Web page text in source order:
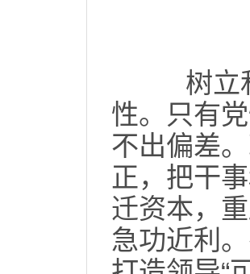
树立和
性。只有
不出偏差
正，把干
迁资本，
急功近利